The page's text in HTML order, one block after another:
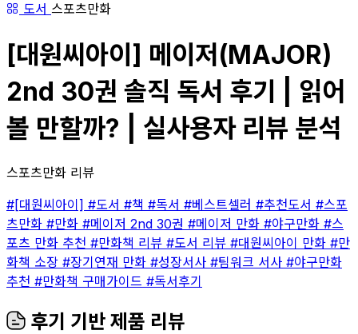
도서 스포츠만화
[대원씨아이] 메이저(MAJOR)
2nd 30권 솔직 독서 후기 | 읽어
볼 만할까? | 실사용자 리뷰 분석
스포츠만화 리뷰
#[대원씨아이] #도서 #책 #독서 #베스트셀러 #추천도서 #스포
츠만화 #만화 #메이저 2nd 30권 #메이저 만화 #야구만화 #스
포츠 만화 추천 #만화책 리뷰 #도서 리뷰 #대원씨아이 만화 #만
화책 소장 #장기연재 만화 #성장서사 #팀워크 서사 #야구만화
추천 #만화책 구매가이드 #독서후기
후기 기반 제품 리뷰